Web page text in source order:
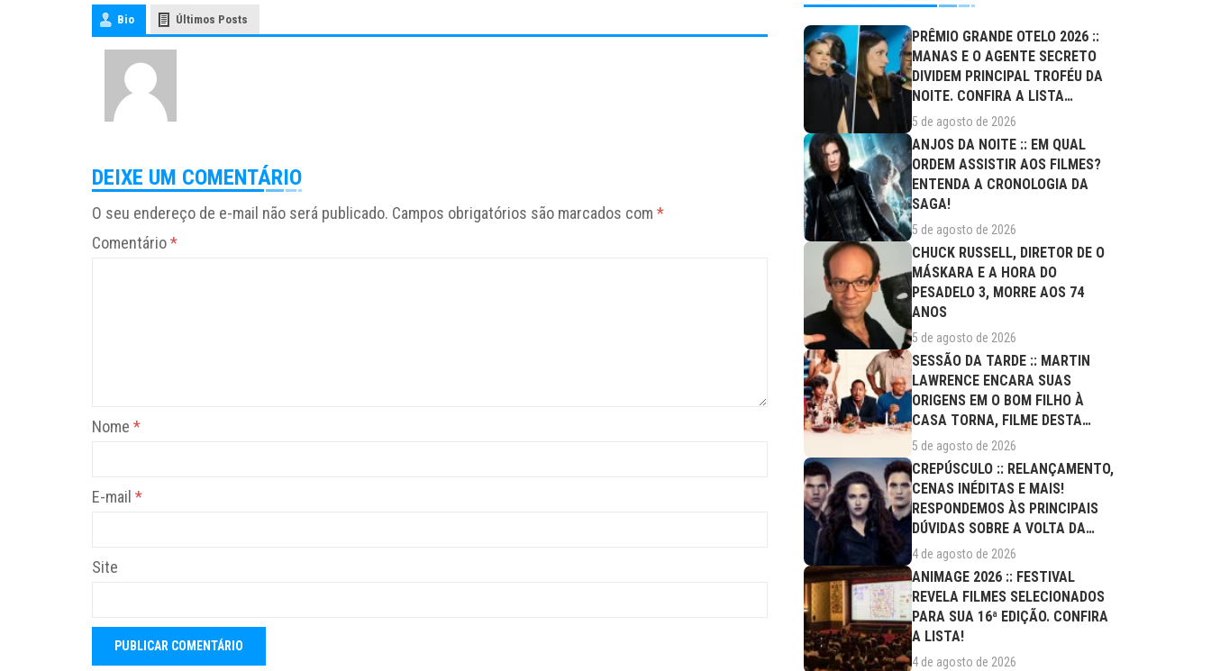
Bio Últimos Posts
DEIXE UM COMENTÁRIO
O seu endereço de e-mail não será publicado. Campos obrigatórios são marcados com *
Comentário*
Nome *
E-mail *
Site
PRÊMIO GRANDE OTELO 2026 ::
MANAS E O AGENTE SECRETO
DIVIDEM PRINCIPAL TROFÉU DA
NOITE. CONFIRA A LISTA
COMPLETA DE...
5 de agosto de 2026
ANJOS DA NOITE :: EM QUAL
ORDEM ASSISTIR AOS FILMES?
ENTENDA A CRONOLOGIA DA
SAGA!
5 de agosto de 2026
CHUCK RUSSELL, DIRETOR DE O
MÁSKARA E A HORA DO
PESADELO 3, MORRE AOS 74
ANOS
5 de agosto de 2026
SESSÃO DA TARDE :: MARTIN
LAWRENCE ENCARA SUAS
ORIGENS EM O BOM FILHO À
CASA TORNA, FILME DESTA
QUARTA (05/08)
5 de agosto de 2026
CREPÚSCULO :: RELANÇAMENTO,
CENAS INÉDITAS E MAIS!
RESPONDEMOS ÀS PRINCIPAIS
DÚVIDAS SOBRE A VOLTA DA
SAGA AOS CINEMAS
4 de agosto de 2026
ANIMAGE 2026 :: FESTIVAL
REVELA FILMES SELECIONADOS
PARA SUA 16ª EDIÇÃO. CONFIRA
A LISTA!
4 de agosto de 2026